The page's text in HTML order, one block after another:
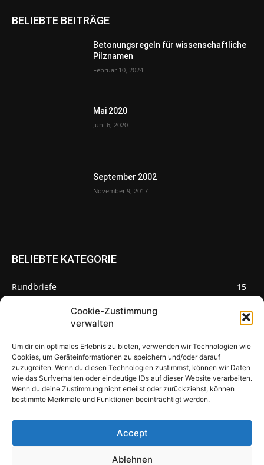
Cookie-Zustimmung
verwalten
Um dir ein optimales Erlebnis zu bieten, verwenden wir Technologien wie
Cookies, um Geräteinformationen zu speichern und/oder darauf
zuzugreifen. Wenn du diesen Technologien zustimmst, können wir Daten
wie das Surfverhalten oder eindeutige IDs auf dieser Website verarbeiten.
Wenn du deine Zustimmung nicht erteilst oder zurückziehst, können
bestimmte Merkmale und Funktionen beeinträchtigt werden.
Accept
Ablehnen
BELIEBTE BEITRÄGE
Betonungsregeln für wissenschaftliche
Pilznamen
Februar 10, 2024
Mai 2020
Juni 6, 2020
September 2002
November 9, 2017
BELIEBTE KATEGORIE
Rundbriefe
15
Pilzseite
Seltene Pilze aus Mainfranken und
Deutschland